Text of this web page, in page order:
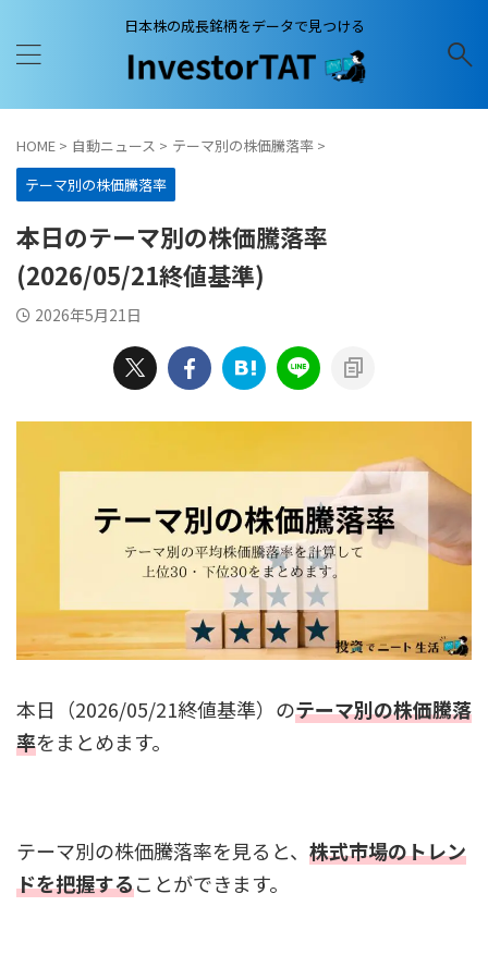
日本株の成長銘柄をデータで見つける
HOME > 自動ニュース > テーマ別の株価騰落率 >
テーマ別の株価騰落率
本日のテーマ別の株価騰落率
(2026/05/21終値基準)
2026年5月21日
本日（2026/05/21終値基準）のテーマ別の株価騰落
率をまとめます。
テーマ別の株価騰落率を見ると、 株式市場のトレン
ドを把握することができます。